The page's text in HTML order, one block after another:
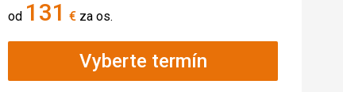
od 131 € za os.
Vyberte termín